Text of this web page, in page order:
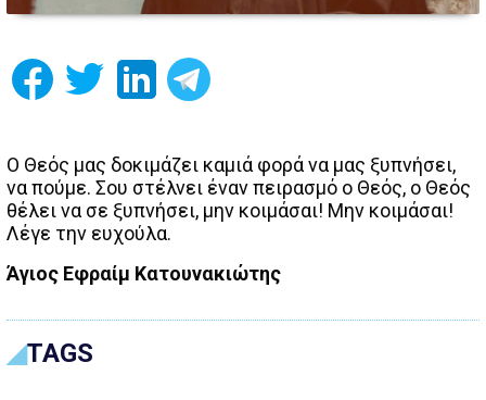
Ο Θεός μας δοκιμάζει καμιά φορά να μας ξυπνήσει,
να πούμε. Σου στέλνει έναν πειρασμό ο Θεός, ο Θεός
θέλει να σε ξυπνήσει, μην κοιμάσαι! Μην κοιμάσαι!
Λέγε την ευχούλα.
Άγιος Εφραίμ Κατουνακιώτης
TAGS